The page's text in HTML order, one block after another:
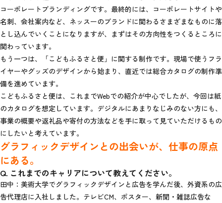
コーポレートブランディングです。最終的には、コーポレートサイトや
名刺、会社案内など、ネッスーのブランドに関わるさまざまなものに落
とし込んでいくことになりますが、まずはその方向性をつくるところに
関わっています。
もう一つは、「こどもふるさと便」に関する制作です。現場で使うフラ
イヤーやグッズのデザインから始まり、直近では総合カタログの制作準
備を進めています。
こどもふるさと便は、これまでWebでの紹介が中心でしたが、今回は紙
のカタログを想定しています。デジタルにあまりなじみのない方にも、
事業の概要や返礼品や寄付の方法などを手に取って見ていただけるもの
にしたいと考えています。
グラフィックデザインとの出会いが、仕事の原点
にある。
Q. これまでのキャリアについて教えてください。
田中：美術大学でグラフィックデザインと広告を学んだ後、外資系の広
告代理店に入社しました。テレビCM、ポスター、新聞・雑誌広告な